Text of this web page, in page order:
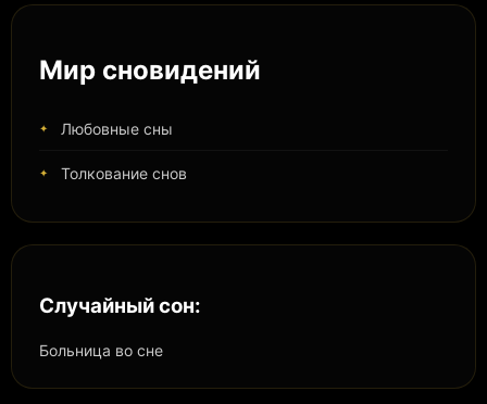
Мир сновидений
Любовные сны
Толкование снов
Случайный сон:
Больница во сне